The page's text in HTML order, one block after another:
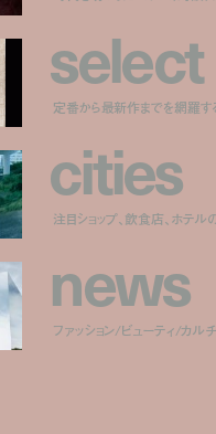
select
定番から最新作までを網羅す
cities
注目ショップ、飲食店、ホテ
news
ファッション/ビューティ/カル